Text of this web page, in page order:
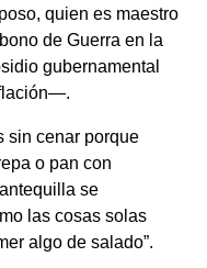
quien es maestro
de Guerra en la
gubernamental
sin cenar porque
o pan con
se
las cosas solas
algo de salado”.